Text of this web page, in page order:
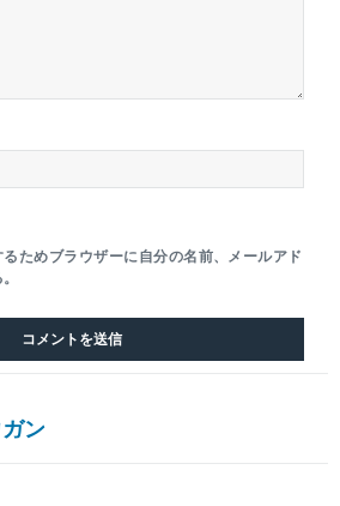
ためブラウザーに自分の名前、メールアド
ン